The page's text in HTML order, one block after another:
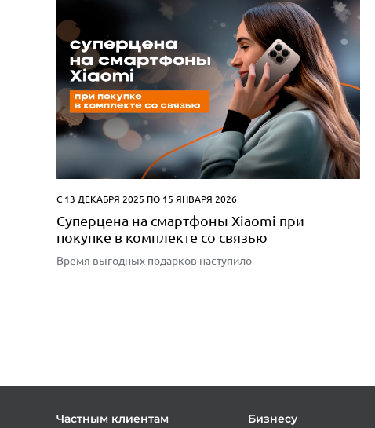
С 13 ДЕКАБРЯ 2025 ПО 15 ЯНВАРЯ 2026
Суперцена на смартфоны Xiaomi при
покупке в комплекте со связью
Время выгодных подарков наступило
Частным клиентам Бизнесу